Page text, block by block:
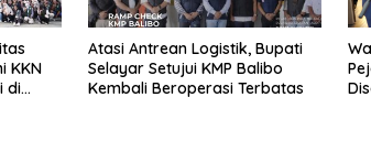
KKN
di
Atasi Antrean Logistik, Bupati
Selayar Setujui KMP Balibo
Kembali Beroperasi Terbatas